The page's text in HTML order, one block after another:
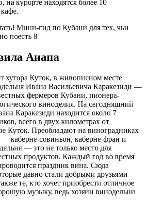
на курорте находятся более 10
Анапа
хутора Куток, в живописном месте
Ивана Васильевича Каракезиди —
фермеров Кубани, пионера-
виноделия. На сегодняшний
Каракезиди находится около 7
всего в двух километрах от
Куток. Преобладают на виноградниках
каберне-совиньон, каберне-фран и
— это не только место для
продуктов. Каждый год во время
праздник вина. Сюда
давно стали добрыми друзьями
те, кто хочет приобрести отличное
музыку, ведь хозяин винодельни